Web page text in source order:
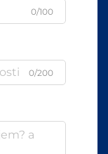
0/100
0/200